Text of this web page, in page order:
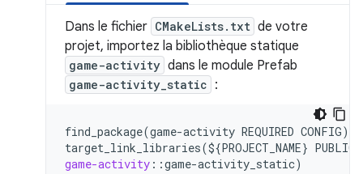
Dans le fichier CMakeLists.txt de votre
projet, importez la bibliothèque statique
game-activity dans le module Prefab
game-activity_static :
find_package(game-activity REQUIRED CONFIG)
target_link_libraries(${PROJECT_NAME} PUBLIC
game-activity ::game-activity_static